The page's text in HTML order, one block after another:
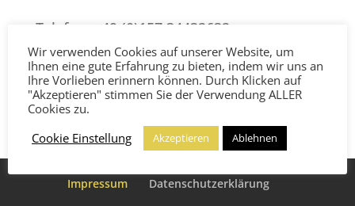
Telefon: +49 (0)157 34432632
E-Mail: info@rollstuhltaxi.berlin
Umsatzsteuer-Identifikationsnummer
gem. § 27a UStG: DE 262229666
Impressum Datenschutzerklärung
Wir verwenden Cookies auf unserer Website, um
Ihnen eine gute Erfahrung zu bieten, indem wir uns an
Ihre Vorlieben erinnern können. Durch Klicken auf
"Akzeptieren" stimmen Sie der Verwendung ALLER
Cookies zu.
Cookie Einstellung
Akzeptieren Ablehnen